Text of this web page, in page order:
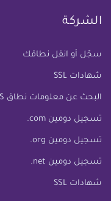
الشركة
سجّل أو انقل نطاقك
شهادات SSL
البحث عن معلومات نطاق WHOIS
تسجيل دومين com.
تسجيل دومين org.
تسجيل دومين net.
شهادات SSL